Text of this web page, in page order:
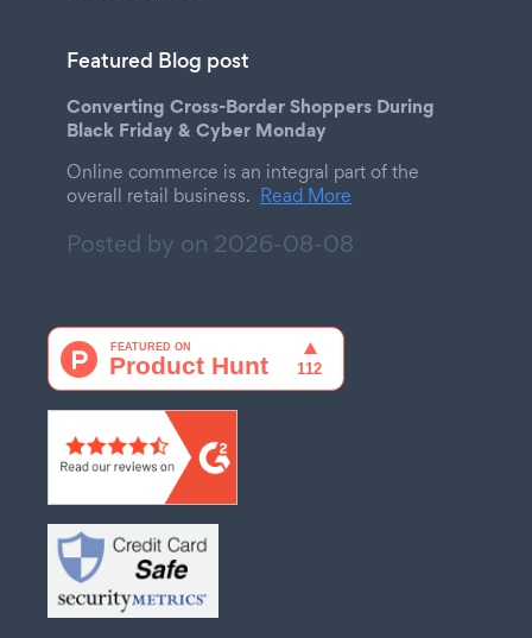
Featured Blog post
Converting Cross-Border Shoppers During
Black Friday & Cyber Monday
Online commerce is an integral part of the
overall retail business. Read More
Posted by on 2026-08-08